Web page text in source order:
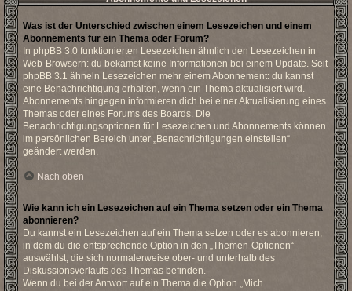
Was ist der Unterschied zwischen einem Lesezeichen und einem
Abonnements für ein Thema oder Forum?
In phpBB 3.0 funktionierten Lesezeichen ähnlich den Lesezeichen in
Web-Browsern: du bekamst keine Informationen bei einem Update. Seit
phpBB 3.1 ähneln Lesezeichen mehr einem Abonnement: du kannst
eine Benachrichtigung erhalten, wenn ein Thema aktualisiert wird.
Abonnements hingegen informieren dich bei einer Aktualisierung eines
Themas oder eines Forums des Boards. Die
Benachrichtigungsoptionen für Lesezeichen und Abonnements können
im persönlichen Bereich unter „Benachrichtigungen einstellen“
geändert werden.
Nach oben
Wie kann ich ein Lesezeichen auf ein Thema setzen oder ein Thema
abonnieren?
Du kannst ein Lesezeichen auf ein Thema setzen oder es abonnieren,
in dem du die entsprechende Option in den „Themen-Optionen“
auswählst, die sich normalerweise ober- und unterhalb des
Diskussionsverlaufs des Themas befinden.
Wenn du bei der Antwort auf ein Thema die Option „Mich